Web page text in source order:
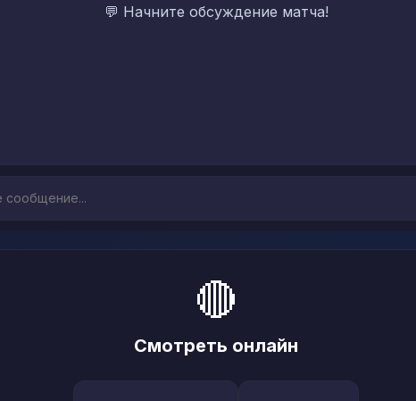
💬 Начните обсуждение матча!
🔴
Смотреть онлайн